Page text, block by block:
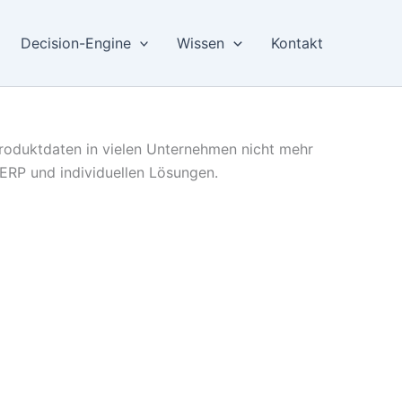
Decision-Engine Wissen Kontakt
in vielen Unternehmen nicht mehr
und individuellen Lösungen.